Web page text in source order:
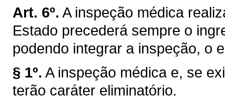
Art. 6º. A inspeção médica
Estado precederá sempre o
podendo integrar a inspeção, o
§ 1º. A inspeção médica e, se
terão caráter eliminatório.